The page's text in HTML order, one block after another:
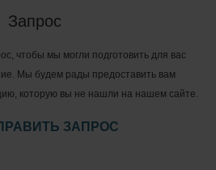
Запрос
чтобы мы могли подготовить для вас
Мы будем рады предоставить вам
которую вы не нашли на нашем сайте.
ЗАПРОС